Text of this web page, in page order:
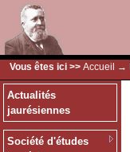
Vous êtes ici >> Accueil →
Actualités
jaurésiennes
Société d'études